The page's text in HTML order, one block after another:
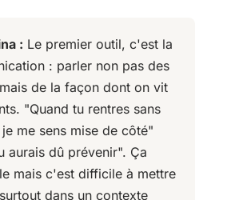
: Le premier outil, c'est la
: parler non pas des
de la façon dont on vit
"Quand tu rentres sans
me sens mise de côté"
aurais dû prévenir". Ça
mais c'est difficile à mettre
dans un contexte